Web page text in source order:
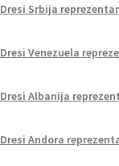
Dresi Srbija
Dresi Venezuela
Dresi Albanija
Dresi Andora